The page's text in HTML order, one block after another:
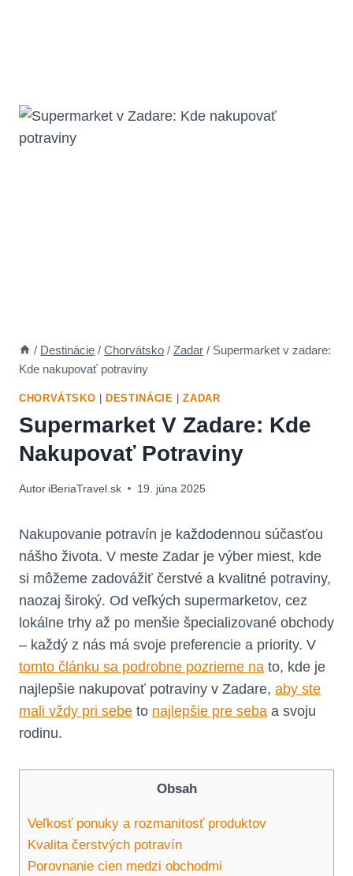
/ Destinácie / Chorvátsko / Zadar / Supermarket v zadare:
Kde nakupovať potraviny
CHORVÁTSKO DESTINÁCIE |ZADAR
Supermarket V Zadare: Kde
Nakupovať Potraviny
Autor iBeriaTravel.sk 19. júna 2025
Nakupovanie potravín je každodennou súčasťou
nášho života. V meste Zadar je výber miest, kde
si môžeme zadovážiť čerstvé a kvalitné potraviny,
naozaj široký. Od veľkých supermarketov, cez
lokálne trhy až po menšie špecializované obchody
– každý z nás má svoje preferencie a priority. V
tomto článku sa podrobne pozrieme na to, kde je
najlepšie nakupovať potraviny v Zadare, aby ste
mali vždy pri sebe to najlepšie pre seba a svoju
rodinu.
Obsah
Veľkosť ponuky a rozmanitosť produktov
Kvalita čerstvých potravín
Porovnanie cien medzi obchodmi